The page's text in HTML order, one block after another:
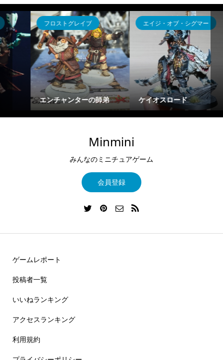
エイジ・オブ・シグマー
ケイオスロード
インペリアルアサルト
Han Solo & Chewbacca
/ FFG / Imperial Assault
Minmini
みんなのミニチュアゲーム
会員登録
ゲームレポート
投稿者一覧
いいねランキング
アクセスランキング
利用規約